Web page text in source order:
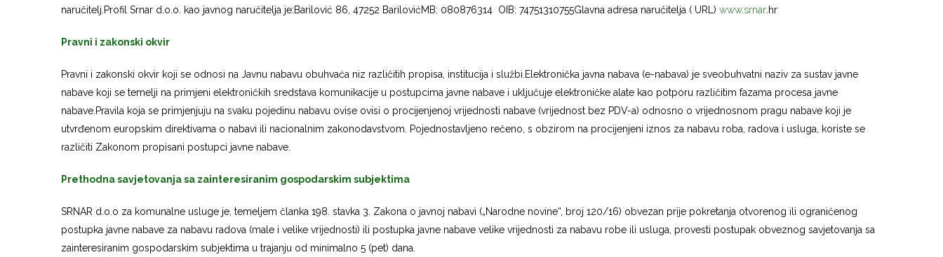
naručitelj.Profil Srnar d.o.o. kao javnog naručitelja je:Barilović 86, 47252 BarilovićMB: 080876314 OIB: 74751310755Glavna adresa naručitelja ( URL) www.srnar .hr
Pravni i zakonski okvir
Pravni i zakonski okvir koji se odnosi na Javnu nabavu obuhvaća niz različitih propisa, institucija i službi.Elektronička javna nabava (e-nabava) je sveobuhvatni naziv za sustav javne
nabave koji se temelji na primjeni elektroničkih sredstava komunikacije u postupcima javne nabave i uključuje elektroničke alate kao potporu različitim fazama procesa javne
nabave.Pravila koja se primjenjuju na svaku pojedinu nabavu ovise ovisi o procijenjenoj vrijednosti nabave (vrijednost bez PDV-a) odnosno o vrijednosnom pragu nabave koji je
utvrđenom europskim direktivama o nabavi ili nacionalnim zakonodavstvom. Pojednostavljeno rečeno, s obzirom na procijenjeni iznos za nabavu roba, radova i usluga, koriste se
različiti Zakonom propisani postupci javne nabave.
Prethodna savjetovanja sa zainteresiranim gospodarskim subjektima
SRNAR d.o.o za komunalne usluge je, temeljem članka 198. stavka 3. Zakona o javnoj nabavi („Narodne novine“, broj 120/16) obvezan prije pokretanja otvorenog ili ograničenog
postupka javne nabave za nabavu radova (male i velike vrijednosti) ili postupka javne nabave velike vrijednosti za nabavu robe ili usluga, provesti postupak obveznog savjetovanja sa
zainteresiranim gospodarskim subjektima u trajanju od minimalno 5 (pet) dana.